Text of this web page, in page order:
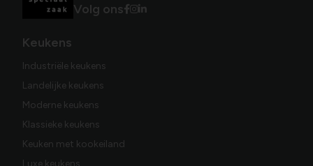
Volg ons
Keukens
Industriële keukens
Landelijke keukens
Moderne keukens
Klassieke keukens
Keuken met kookeiland
Luxe keukens